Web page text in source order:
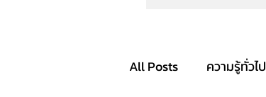
All Posts ความรู้ทั่วไป